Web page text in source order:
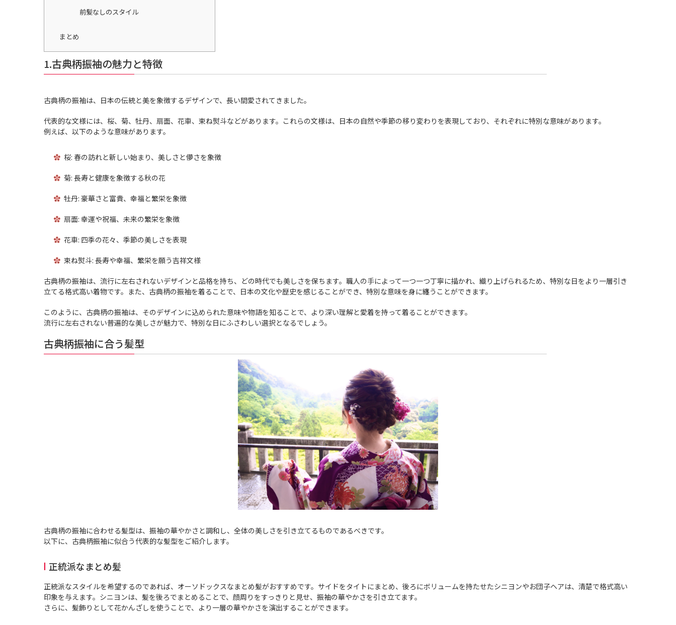
前髪なしのスタイル
まとめ
1.古典柄振袖の魅力と特徴
古典柄の振袖は、日本の伝統と美を象徴するデザインで、長い間愛されてきました。
代表的な文様には、桜、菊、牡丹、扇面、花車、束ね熨斗などがあります。これらの文様は、日本の自然や季節の移り変わりを表現しており、それぞれに特別な意味があります。
例えば、以下のような意味があります。
桜: 春の訪れと新しい始まり、美しさと儚さを象徴
菊: 長寿と健康を象徴する秋の花
牡丹: 豪華さと富貴、幸福と繁栄を象徴
扇面: 幸運や祝福、未来の繁栄を象徴
花車: 四季の花々、季節の美しさを表現
束ね熨斗: 長寿や幸福、繁栄を願う吉祥文様
古典柄の振袖は、流行に左右されないデザインと品格を持ち、どの時代でも美しさを保ちます。職人の手によって一つ一つ丁寧に描かれ、織り上げられるため、特別な日をより一層引き
立てる格式高い着物です。また、古典柄の振袖を着ることで、日本の文化や歴史を感じることができ、特別な意味を身に纏うことができます。
このように、古典柄の振袖は、そのデザインに込められた意味や物語を知ることで、より深い理解と愛着を持って着ることができます。
流行に左右されない普遍的な美しさが魅力で、特別な日にふさわしい選択となるでしょう。
古典柄振袖に合う髪型
古典柄の振袖に合わせる髪型は、振袖の華やかさと調和し、全体の美しさを引き立てるものであるべきです。
以下に、古典柄振袖に似合う代表的な髪型をご紹介します。
正統派なまとめ髪
正統派なスタイルを希望するのであれば、オーソドックスなまとめ髪がおすすめです。サイドをタイトにまとめ、後ろにボリュームを持たせたシニヨンやお団子ヘアは、清楚で格式高い
印象を与えます。シニヨンは、髪を後ろでまとめることで、顔周りをすっきりと見せ、振袖の華やかさを引き立てます。
さらに、髪飾りとして花かんざしを使うことで、より一層の華やかさを演出することができます。